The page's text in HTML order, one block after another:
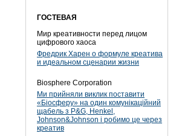
ГОСТЕВАЯ
Мир креативности перед лицом
цифрового хаоса
Фредрик Харен о формуле креатива
и идеальном сценарии жизни
Biosphere Corporation
Ми прийняли виклик поставити
«Біосферу» на один комунікаційний
щабель з P&G, Henkel,
Johnson&Johnson і робимо це через
креатив